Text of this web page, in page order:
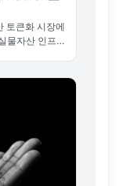
토큰화 시장에
물자산 인프